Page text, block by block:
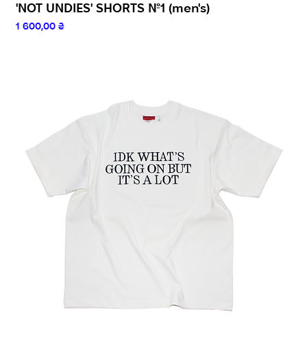
'NOT UNDIES' SHORTS №1 (men's)
Ціна
1 600,00 ₴